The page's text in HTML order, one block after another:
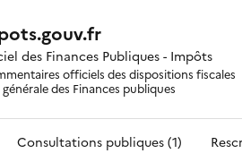
des Finances Publiques - Impôts
officiels des dispositions fiscales
des Finances publiques
Consultations publiques (1)